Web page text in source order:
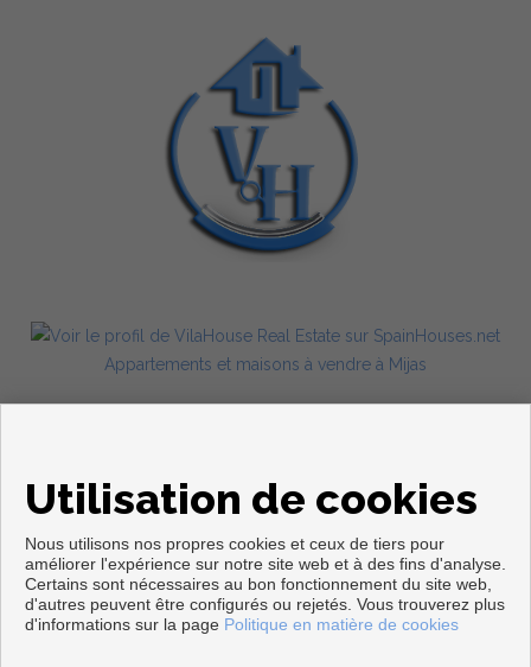
Appartements et maisons à vendre à Mijas
Copyright © 2026. Tous droits réservés.
Avis Légal|politique de protection des données| Cookies policy
Utilisation de cookies
Nous utilisons nos propres cookies et ceux de tiers pour
améliorer l'expérience sur notre site web et à des fins d'analyse.
Certains sont nécessaires au bon fonctionnement du site web,
d'autres peuvent être configurés ou rejetés. Vous trouverez plus
d'informations sur la page Politique en matière de cookies